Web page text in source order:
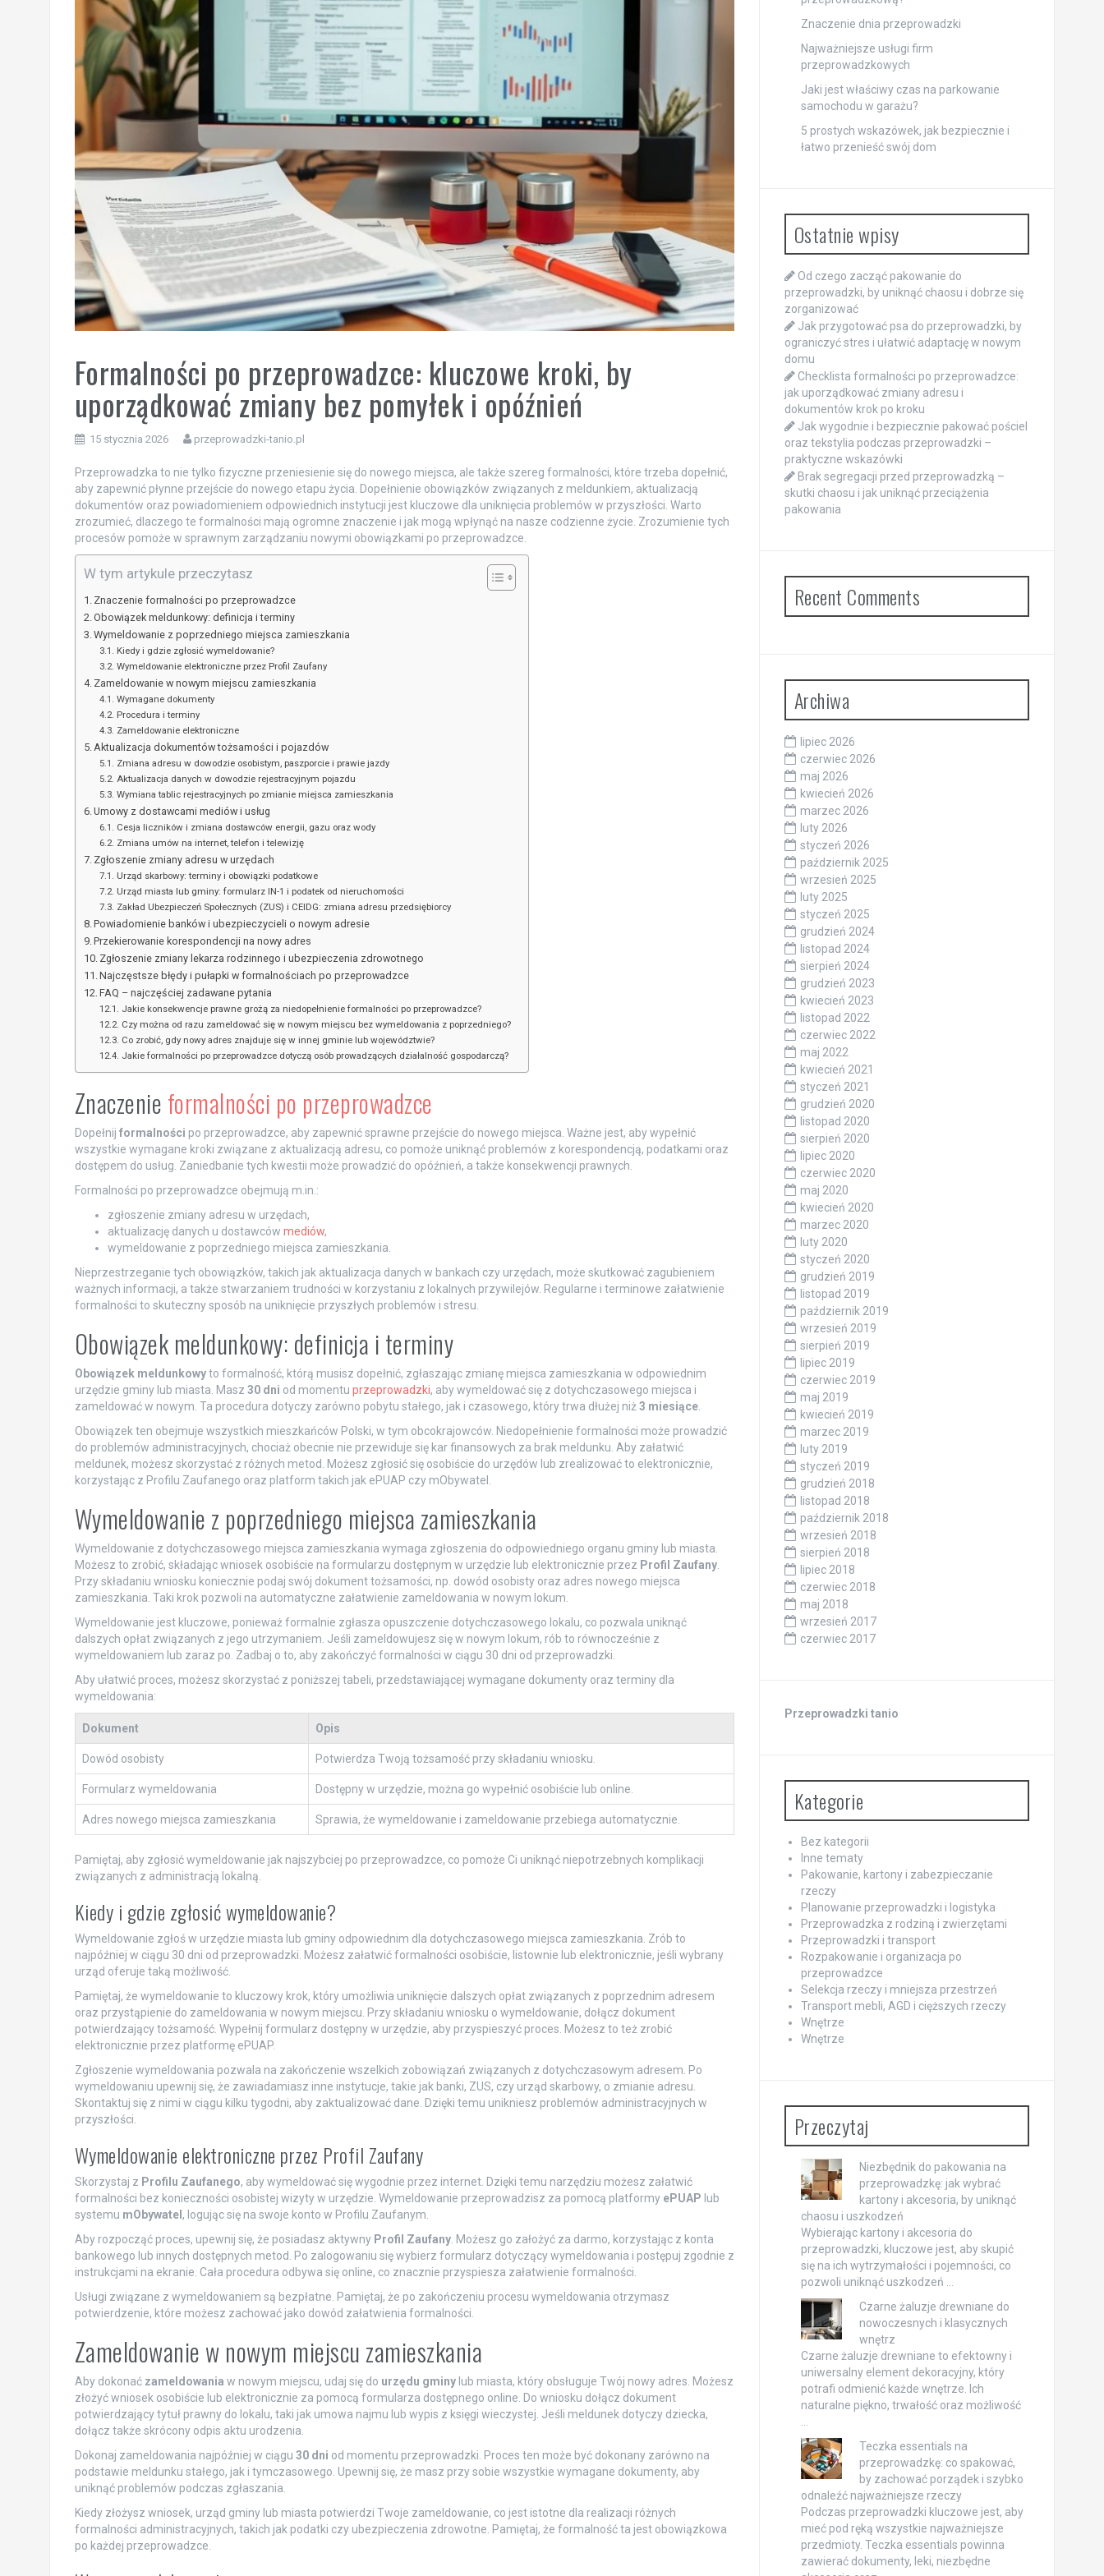
Formalności po przeprowadzce: kluczowe kroki, by
uporządkować zmiany bez pomyłek i opóźnień
15 stycznia 2026 przeprowadzki-tanio.pl
Przeprowadzka to nie tylko fizyczne przeniesienie się do nowego miejsca, ale także szereg formalności, które trzeba dopełnić,
aby zapewnić płynne przejście do nowego etapu życia. Dopełnienie obowiązków związanych z meldunkiem, aktualizacją
dokumentów oraz powiadomieniem odpowiednich instytucji jest kluczowe dla uniknięcia problemów w przyszłości. Warto
zrozumieć, dlaczego te formalności mają ogromne znaczenie i jak mogą wpłynąć na nasze codzienne życie. Zrozumienie tych
procesów pomoże w sprawnym zarządzaniu nowymi obowiązkami po przeprowadzce.
W tym artykule przeczytasz
Znaczenie formalności po przeprowadzce
Obowiązek meldunkowy: definicja i terminy
Wymeldowanie z poprzedniego miejsca zamieszkania
Kiedy i gdzie zgłosić wymeldowanie?
Wymeldowanie elektroniczne przez Profil Zaufany
Zameldowanie w nowym miejscu zamieszkania
Wymagane dokumenty
Procedura i terminy
Zameldowanie elektroniczne
Aktualizacja dokumentów tożsamości i pojazdów
Zmiana adresu w dowodzie osobistym, paszporcie i prawie jazdy
Aktualizacja danych w dowodzie rejestracyjnym pojazdu
Wymiana tablic rejestracyjnych po zmianie miejsca zamieszkania
Umowy z dostawcami mediów i usług
Cesja liczników i zmiana dostawców energii, gazu oraz wody
Zmiana umów na internet, telefon i telewizję
Zgłoszenie zmiany adresu w urzędach
Urząd skarbowy: terminy i obowiązki podatkowe
Urząd miasta lub gminy: formularz IN-1 i podatek od nieruchomości
Zakład Ubezpieczeń Społecznych (ZUS) i CEIDG: zmiana adresu przedsiębiorcy
Powiadomienie banków i ubezpieczycieli o nowym adresie
Przekierowanie korespondencji na nowy adres
Zgłoszenie zmiany lekarza rodzinnego i ubezpieczenia zdrowotnego
Najczęstsze błędy i pułapki w formalnościach po przeprowadzce
FAQ – najczęściej zadawane pytania
Jakie konsekwencje prawne grożą za niedopełnienie formalności po przeprowadzce?
Czy można od razu zameldować się w nowym miejscu bez wymeldowania z poprzedniego?
Co zrobić, gdy nowy adres znajduje się w innej gminie lub województwie?
Jakie formalności po przeprowadzce dotyczą osób prowadzących działalność gospodarczą?
Znaczenie formalności po przeprowadzce
Dopełnij formalności po przeprowadzce, aby zapewnić sprawne przejście do nowego miejsca. Ważne jest, aby wypełnić
wszystkie wymagane kroki związane z aktualizacją adresu, co pomoże uniknąć problemów z korespondencją, podatkami oraz
dostępem do usług. Zaniedbanie tych kwestii może prowadzić do opóźnień, a także konsekwencji prawnych.
Formalności po przeprowadzce obejmują m.in.:
zgłoszenie zmiany adresu w urzędach,
aktualizację danych u dostawców mediów,
wymeldowanie z poprzedniego miejsca zamieszkania.
Nieprzestrzeganie tych obowiązków, takich jak aktualizacja danych w bankach czy urzędach, może skutkować zagubieniem
ważnych informacji, a także stwarzaniem trudności w korzystaniu z lokalnych przywilejów. Regularne i terminowe załatwienie
formalności to skuteczny sposób na uniknięcie przyszłych problemów i stresu.
Obowiązek meldunkowy: definicja i terminy
Obowiązek meldunkowyto formalność, którą musisz dopełnić, zgłaszając zmianę miejsca zamieszkania w odpowiednim
urzędzie gminy lub miasta. Masz 30 dni od momentu przeprowadzki, aby wymeldować się z dotychczasowego miejsca i
zameldować w nowym. Ta procedura dotyczy zarówno pobytu stałego, jak i czasowego, który trwa dłużej niż 3 miesiące.
Obowiązek ten obejmuje wszystkich mieszkańców Polski, w tym obcokrajowców. Niedopełnienie formalności może prowadzić
do problemów administracyjnych, chociaż obecnie nie przewiduje się kar finansowych za brak meldunku. Aby załatwić
meldunek, możesz skorzystać z różnych metod. Możesz zgłosić się osobiście do urzędów lub zrealizować to elektronicznie,
korzystając z Profilu Zaufanego oraz platform takich jak ePUAP czy mObywatel.
Wymeldowanie z poprzedniego miejsca zamieszkania
Wymeldowanie z dotychczasowego miejsca zamieszkania wymaga zgłoszenia do odpowiedniego organu gminy lub miasta.
Możesz to zrobić, składając wniosek osobiście na formularzu dostępnym w urzędzie lub elektronicznie przez Profil Zaufany.
Przy składaniu wniosku koniecznie podaj swój dokument tożsamości, np. dowód osobisty oraz adres nowego miejsca
zamieszkania. Taki krok pozwoli na automatyczne załatwienie zameldowania w nowym lokum.
Wymeldowanie jest kluczowe, ponieważ formalnie zgłasza opuszczenie dotychczasowego lokalu, co pozwala uniknąć
dalszych opłat związanych z jego utrzymaniem. Jeśli zameldowujesz się w nowym lokum, rób to równocześnie z
wymeldowaniem lub zaraz po. Zadbaj o to, aby zakończyć formalności w ciągu 30 dni od przeprowadzki.
Aby ułatwić proces, możesz skorzystać z poniższej tabeli, przedstawiającej wymagane dokumenty oraz terminy dla
wymeldowania:
Dokument Opis
Dowód osobisty Potwierdza Twoją tożsamość przy składaniu wniosku.
Formularz wymeldowania Dostępny w urzędzie, można go wypełnić osobiście lub online.
Adres nowego miejsca zamieszkania Sprawia, że wymeldowanie i zameldowanie przebiega automatycznie.
Pamiętaj, aby zgłosić wymeldowanie jak najszybciej po przeprowadzce, co pomoże Ci uniknąć niepotrzebnych komplikacji
związanych z administracją lokalną.
Kiedy i gdzie zgłosić wymeldowanie?
Wymeldowanie zgłoś w urzędzie miasta lub gminy odpowiednim dla dotychczasowego miejsca zamieszkania. Zrób to
najpóźniej w ciągu 30 dni od przeprowadzki. Możesz załatwić formalności osobiście, listownie lub elektronicznie, jeśli wybrany
urząd oferuje taką możliwość.
Pamiętaj, że wymeldowanie to kluczowy krok, który umożliwia uniknięcie dalszych opłat związanych z poprzednim adresem
oraz przystąpienie do zameldowania w nowym miejscu. Przy składaniu wniosku o wymeldowanie, dołącz dokument
potwierdzający tożsamość. Wypełnij formularz dostępny w urzędzie, aby przyspieszyć proces. Możesz to też zrobić
elektronicznie przez platformę ePUAP.
Zgłoszenie wymeldowania pozwala na zakończenie wszelkich zobowiązań związanych z dotychczasowym adresem. Po
wymeldowaniu upewnij się, że zawiadamiasz inne instytucje, takie jak banki, ZUS, czy urząd skarbowy, o zmianie adresu.
Skontaktuj się z nimi w ciągu kilku tygodni, aby zaktualizować dane. Dzięki temu unikniesz problemów administracyjnych w
przyszłości.
Wymeldowanie elektroniczne przez Profil Zaufany
Skorzystaj z Profilu Zaufanego, aby wymeldować się wygodnie przez internet. Dzięki temu narzędziu możesz załatwić
formalności bez konieczności osobistej wizyty w urzędzie. Wymeldowanie przeprowadzisz za pomocą platformy ePUAP lub
systemu mObywatel, logując się na swoje konto w Profilu Zaufanym.
Aby rozpocząć proces, upewnij się, że posiadasz aktywny Profil Zaufany. Możesz go założyć za darmo, korzystając z konta
bankowego lub innych dostępnych metod. Po zalogowaniu się wybierz formularz dotyczący wymeldowania i postępuj zgodnie z
instrukcjami na ekranie. Cała procedura odbywa się online, co znacznie przyspiesza załatwienie formalności.
Usługi związane z wymeldowaniem są bezpłatne. Pamiętaj, że po zakończeniu procesu wymeldowania otrzymasz
potwierdzenie, które możesz zachować jako dowód załatwienia formalności.
Zameldowanie w nowym miejscu zamieszkania
Aby dokonać zameldowania w nowym miejscu, udaj się do urzędu gminylub miasta, który obsługuje Twój nowy adres. Możesz
złożyć wniosek osobiście lub elektronicznie za pomocą formularza dostępnego online. Do wniosku dołącz dokument
potwierdzający tytuł prawny do lokalu, taki jak umowa najmu lub wypis z księgi wieczystej. Jeśli meldunek dotyczy dziecka,
dołącz także skrócony odpis aktu urodzenia.
Dokonaj zameldowania najpóźniej w ciągu 30 dni od momentu przeprowadzki. Proces ten może być dokonany zarówno na
podstawie meldunku stałego, jak i tymczasowego. Upewnij się, że masz przy sobie wszystkie wymagane dokumenty, aby
uniknąć problemów podczas zgłaszania.
Kiedy złożysz wniosek, urząd gminy lub miasta potwierdzi Twoje zameldowanie, co jest istotne dla realizacji różnych
formalności administracyjnych, takich jak podatki czy ubezpieczenia zdrowotne. Pamiętaj, że formalność ta jest obowiązkowa
po każdej przeprowadzce.
Znaczenie dnia przeprowadzki
Najważniejsze usługi firm
przeprowadzkowych
Jaki jest właściwy czas na parkowanie
samochodu w garażu?
5 prostych wskazówek, jak bezpiecznie i
łatwo przenieść swój dom
Ostatnie wpisy
Od czego zacząć pakowanie do
przeprowadzki, by uniknąć chaosu i dobrze się
zorganizować
Jak przygotować psa do przeprowadzki, by
ograniczyć stres i ułatwić adaptację w nowym
domu
Checklista formalności po przeprowadzce:
jak uporządkować zmiany adresu i
dokumentów krok po kroku
Jak wygodnie i bezpiecznie pakować pościel
oraz tekstylia podczas przeprowadzki –
praktyczne wskazówki
Brak segregacji przed przeprowadzką –
skutki chaosu i jak uniknąć przeciążenia
pakowania
Recent Comments
Archiwa
lipiec 2026
czerwiec 2026
maj 2026
kwiecień 2026
marzec 2026
luty 2026
styczeń 2026
październik 2025
wrzesień 2025
luty 2025
styczeń 2025
grudzień 2024
listopad 2024
sierpień 2024
grudzień 2023
kwiecień 2023
listopad 2022
czerwiec 2022
maj 2022
kwiecień 2021
styczeń 2021
grudzień 2020
listopad 2020
sierpień 2020
lipiec 2020
czerwiec 2020
maj 2020
kwiecień 2020
marzec 2020
luty 2020
styczeń 2020
grudzień 2019
listopad 2019
październik 2019
wrzesień 2019
sierpień 2019
lipiec 2019
czerwiec 2019
maj 2019
kwiecień 2019
marzec 2019
luty 2019
styczeń 2019
grudzień 2018
listopad 2018
październik 2018
wrzesień 2018
sierpień 2018
lipiec 2018
czerwiec 2018
maj 2018
wrzesień 2017
czerwiec 2017
Przeprowadzki tanio
Kategorie
Bez kategorii
Inne tematy
Pakowanie, kartony i zabezpieczanie
rzeczy
Planowanie przeprowadzki i logistyka
Przeprowadzka z rodziną i zwierzętami
Przeprowadzki i transport
Rozpakowanie i organizacja po
przeprowadzce
Selekcja rzeczy i mniejsza przestrzeń
Transport mebli, AGD i cięższych rzeczy
Wnętrze
Wnętrze
Przeczytaj
Niezbędnik do pakowania na
przeprowadzkę: jak wybrać
kartony i akcesoria, by uniknąć
chaosu i uszkodzeń
Wybierając kartony i akcesoria do
przeprowadzki, kluczowe jest, aby skupić
się na ich wytrzymałości i pojemności, co
pozwoli uniknąć uszkodzeń …
Czarne żaluzje drewniane do
nowoczesnych i klasycznych
wnętrz
Czarne żaluzje drewniane to efektowny i
uniwersalny element dekoracyjny, który
potrafi odmienić każde wnętrze. Ich
naturalne piękno, trwałość oraz możliwość
…
Teczka essentials na
przeprowadzkę: co spakować,
by zachować porządek i szybko
odnaleźć najważniejsze rzeczy
Podczas przeprowadzki kluczowe jest, aby
mieć pod ręką wszystkie najważniejsze
przedmioty. Teczka essentials powinna
zawierać dokumenty, leki, niezbędne